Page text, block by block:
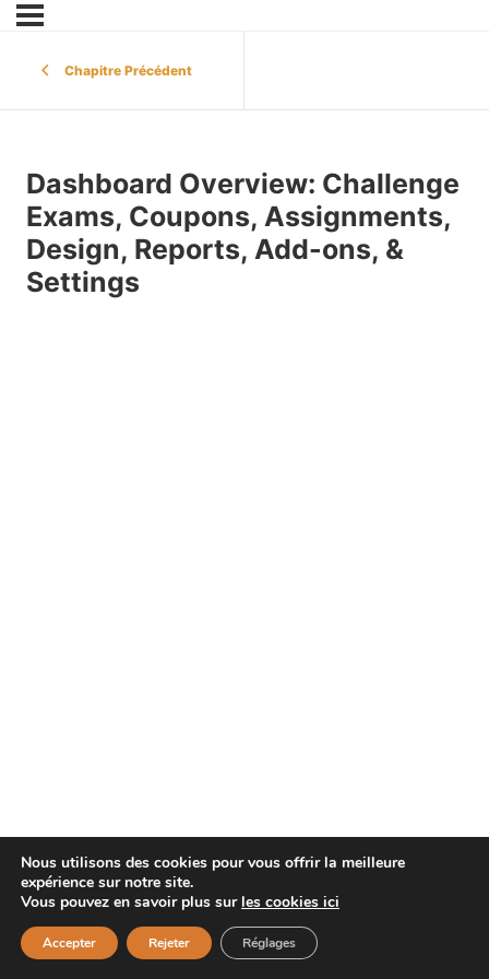
Chapitre Précédent
Dashboard Overview: Challenge
Exams, Coupons, Assignments,
Design, Reports, Add-ons, &
Settings
Nous utilisons des cookies pour vous offrir la meilleure
expérience sur notre site.
Vous pouvez en savoir plus sur les cookies ici
Accepter Rejeter Réglages